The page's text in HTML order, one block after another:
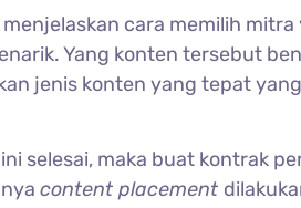
cara memilih
Yang konten tersebut
jenis konten yang tepat
selesai, maka buat kontrak
content placement